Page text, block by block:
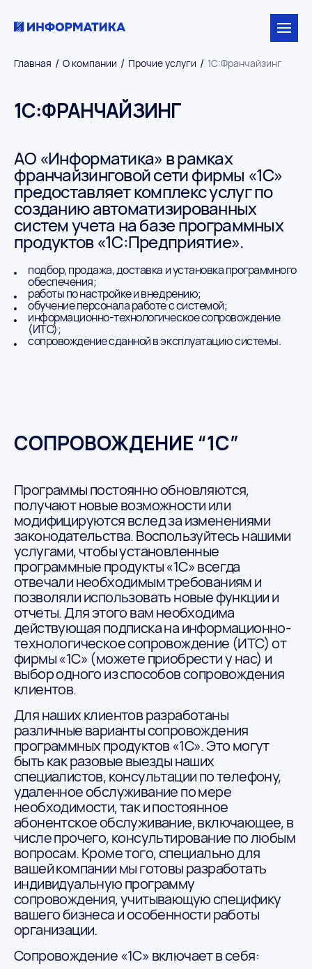
Главная / О компании / Прочие услуги / 1С:Франчайзинг
1С:ФРАНЧАЙЗИНГ
АО «Информатика» в рамках
франчайзинговой сети фирмы «1С»
предоставляет комплекс услуг по
созданию автоматизированных
систем учета на базе программных
продуктов «1С:Предприятие».
подбор, продажа, доставка и установка программного
обеспечения;
работы по настройке и внедрению;
обучение персонала работе с системой;
информационно-технологическое сопровождение
(ИТС);
сопровождение сданной в эксплуатацию системы.
СОПРОВОЖДЕНИЕ “1С”
Программы постоянно обновляются,
получают новые возможности или
модифицируются вслед за изменениями
законодательства. Воспользуйтесь нашими
услугами, чтобы установленные
программные продукты «1С» всегда
отвечали необходимым требованиям и
позволяли использовать новые функции и
отчеты. Для этого вам необходима
действующая подписка на информационно-
технологическое сопровождение (ИТС) от
фирмы «1С» (можете приобрести у нас) и
выбор одного из способов сопровождения
клиентов.
Для наших клиентов разработаны
различные варианты сопровождения
программных продуктов «1С». Это могут
быть как разовые выезды наших
специалистов, консультации по телефону,
удаленное обслуживание по мере
необходимости, так и постоянное
абонентское обслуживание, включающее, в
числе прочего, консультирование по любым
вопросам. Кроме того, специально для
вашей компании мы готовы разработать
индивидуальную программу
сопровождения, учитывающую специфику
вашего бизнеса и особенности работы
организации.
Сопровождение «1С» включает в себя: